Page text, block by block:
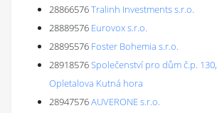
28866576Tralinh Investments s.r.o.
28889576 Eurovox s.r.o.
28895576 Foster Bohemia s.r.o.
28918576Společenství pro dům č.p.
Opletalova Kutná hora
28947576AUVERONE s.r.o.